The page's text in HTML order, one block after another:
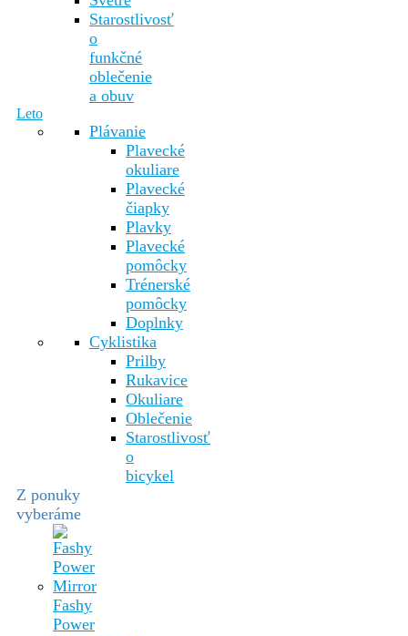
Starostlivosť
o
funkčné
oblečenie
a obuv
Leto
Plávanie
Plavecké
okuliare
Plavecké
čiapky
Plavky
Plavecké
pomôcky
Trénerské
pomôcky
Doplnky
Cyklistika
Prilby
Rukavice
Okuliare
Oblečenie
Starostlivosť
o
bicykel
Z ponuky
vyberáme
Fashy
Power